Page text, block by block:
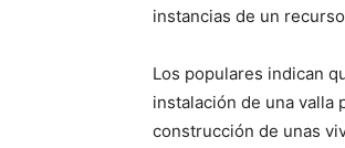
instancias de un
Los populares indican
instalación de una valla
construcción de unas